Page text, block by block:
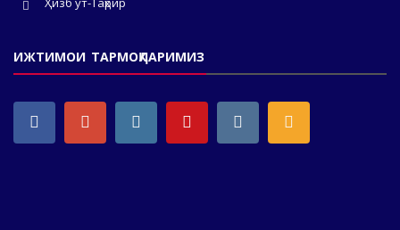
ИЖТИМОИ ТАРМОҚЛАРИМИЗ